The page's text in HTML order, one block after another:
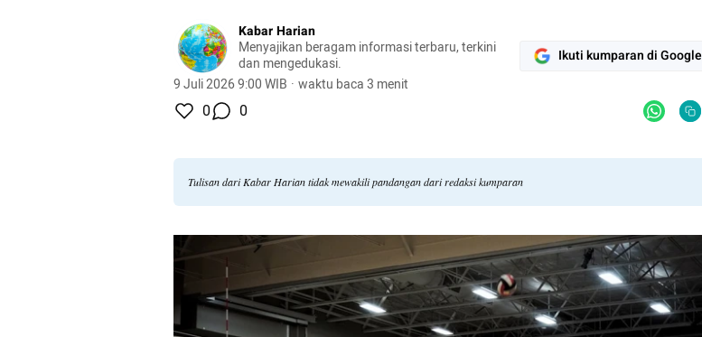
Kabar Harian
Menyajikan beragam informasi terbaru, terkini
dan mengedukasi.
9 Juli 2026 9:00 WIB · waktu baca 3 menit
Ikuti kumparan di Google
0 0
Tulisan dari Kabar Harian tidak mewakili pandangan dari redaksi kumparan